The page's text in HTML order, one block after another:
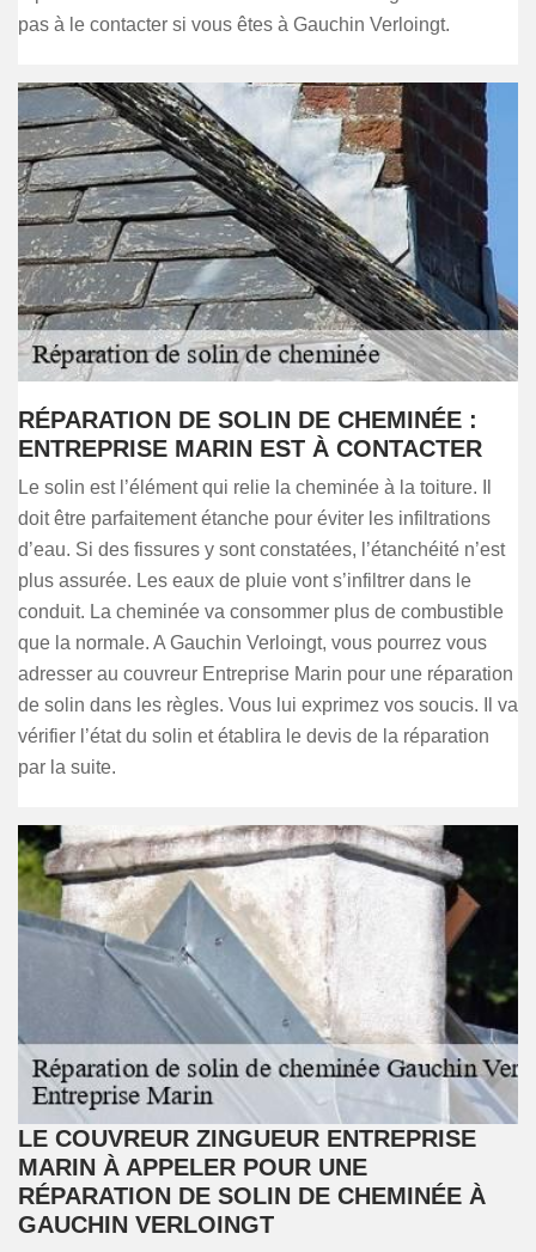
pas à le contacter si vous êtes à Gauchin Verloingt.
RÉPARATION DE SOLIN DE CHEMINÉE :
ENTREPRISE MARIN EST À CONTACTER
Le solin est l’élément qui relie la cheminée à la toiture. Il
doit être parfaitement étanche pour éviter les infiltrations
d’eau. Si des fissures y sont constatées, l’étanchéité n’est
plus assurée. Les eaux de pluie vont s’infiltrer dans le
conduit. La cheminée va consommer plus de combustible
que la normale. A Gauchin Verloingt, vous pourrez vous
adresser au couvreur Entreprise Marin pour une réparation
de solin dans les règles. Vous lui exprimez vos soucis. Il va
vérifier l’état du solin et établira le devis de la réparation
par la suite.
LE COUVREUR ZINGUEUR ENTREPRISE
MARIN À APPELER POUR UNE
RÉPARATION DE SOLIN DE CHEMINÉE À
GAUCHIN VERLOINGT